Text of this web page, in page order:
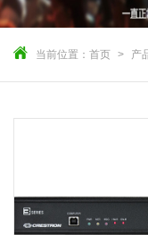
当前位置： 首页 产